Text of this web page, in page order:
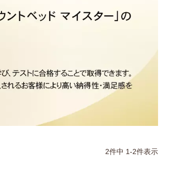
2件中 1-2件表示